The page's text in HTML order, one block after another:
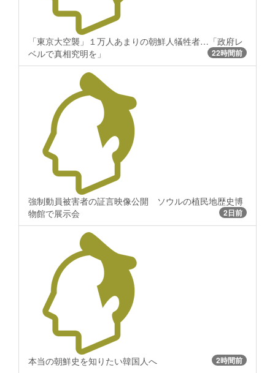
「東京大空襲」１万人あまりの朝鮮人犠牲者…「政府レ
ベルで真相究明を」
22時間前
強制動員被害者の証言映像公開 ソウルの植民地歴史博
物館で展示会
2日前
本当の朝鮮史を知りたい韓国人へ 2時間前